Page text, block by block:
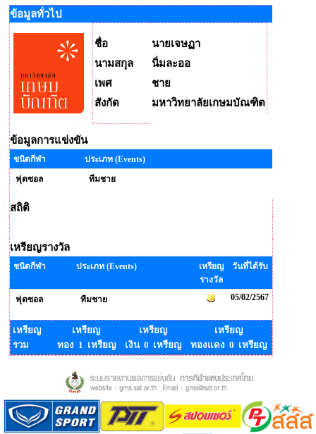
ข้อมูลทั่วไป
ชื่อ
นายเจษฏา
นามสกุล
นิ่มละออ
เพศ
ชาย
สังกัด
มหาวิทยาลัยเกษมบัณฑิต
ข้อมูลการแข่งขัน
ชนิดกีฬา
ประเภท (Events)
ฟุตซอล
ทีมชาย
สถิติ
เหรียญรางวัล
ชนิดกีฬา ประเภท (Events)
เหรียญ
รางวัล
วันที่ได้รับ
ฟุตซอล ทีมชาย 05/02/2567
เหรียญ
รวม
เหรียญ
ทอง 1 เหรียญ
เหรียญ
เงิน 0 เหรียญ
เหรียญ
ทองแดง 0 เหรียญ